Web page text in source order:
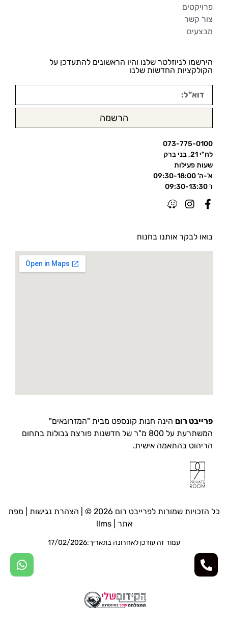
פרויקטים
צור קשר
מבצעים
הירשמו לניוזלטר שלנו והיו הראשונים להתעדכן על
הקולקציות החדשות שלנו
הרשמה
073-775-0100
לח"י 21, בני ברק
שעות פעילות
א'-ה' 09:30-18:00
ו' 09:30-13:30
בואו לבקר אותנו בחנות
פרייבט רום הינה חנות קונספט מבית "המזרונאים"
המשתרעת על 800 מ"ר של חדשנות פורצת גבולות בתחום
הריהוט בהתאמה אישית.
כל הזכויות שמורות לפרייבט רום 2026 © | הצהרת נגישות
מפת
אתר |
llms
עמוד זה עודכן לאחרונה בתאריך:17/02/2026